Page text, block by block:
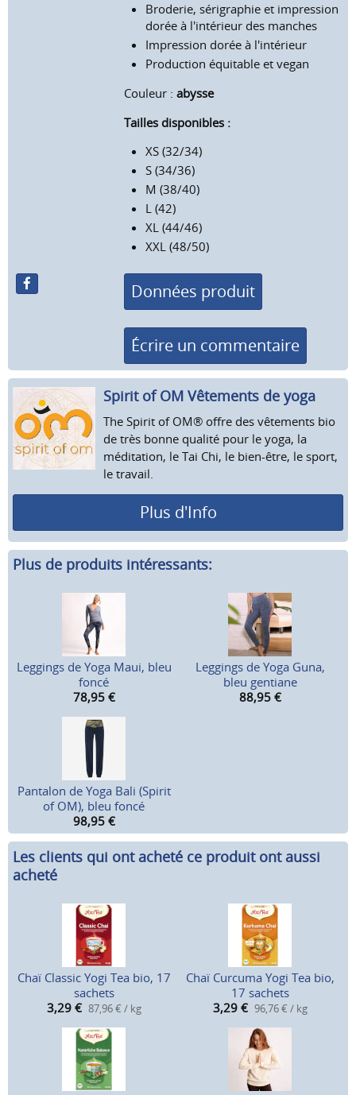
Broderie, sérigraphie et impression
dorée à l'intérieur des manches
Impression dorée à l'intérieur
Production équitable et vegan
Couleur :abysse
Tailles disponibles :
XS (32/34)
S (34/36)
M (38/40)
L (42)
XL (44/46)
XXL (48/50)
Données produit
Écrire un commentaire
Spirit of OM Vêtements de yoga
The Spirit of OM® offre des vêtements bio
de très bonne qualité pour le yoga, la
méditation, le Tai Chi, le bien-être, le sport,
le travail.
Plus d'Info
Plus de produits intéressants:
Leggings de Yoga Maui, bleu
foncé
78,95 €
Leggings de Yoga Guna,
bleu gentiane
88,95 €
Pantalon de Yoga Bali (Spirit
of OM), bleu foncé
98,95 €
Les clients qui ont acheté ce produit ont aussi
acheté
Chaï Classic Yogi Tea bio, 17
sachets
3,29 € 87,96 € / kg
Chaï Curcuma Yogi Tea bio,
17 sachets
3,29 € 96,76 € / kg